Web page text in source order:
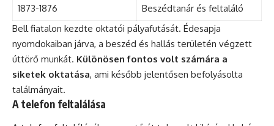
1873-1876
Beszédtanár és feltaláló
Bell fiatalon kezdte oktatói pályafutását. Édesapja
nyomdokaiban járva, a beszéd és hallás területén végzett
úttörő munkát. Különösen fontos volt számára a
siketek oktatása, ami később jelentősen befolyásolta
találmányait.
A telefon feltalálása